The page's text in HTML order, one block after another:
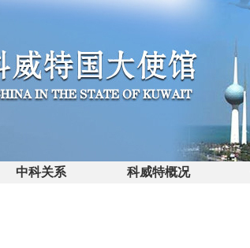
中科关系 科威特概况